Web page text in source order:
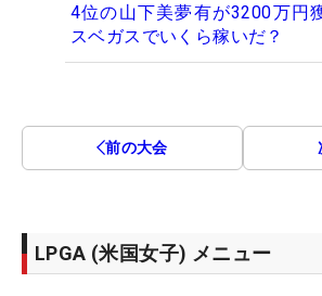
4位の山下美夢有が3200万
スベガスでいくら稼いだ？
前の大会
LPGA (米国女子) メニュー